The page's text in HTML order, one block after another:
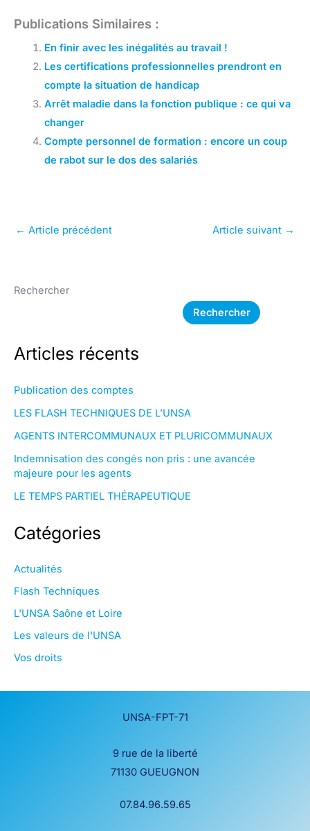
Publications Similaires :
En finir avec les inégalités au travail !
Les certifications professionnelles prendront en
compte la situation de handicap
Arrêt maladie dans la fonction publique : ce qui va
changer
Compte personnel de formation : encore un coup
de rabot sur le dos des salariés
← Article précédent Article suivant →
Rechercher
Rechercher
Articles récents
Publication des comptes
LES FLASH TECHNIQUES DE L’UNSA
AGENTS INTERCOMMUNAUX ET PLURICOMMUNAUX
Indemnisation des congés non pris : une avancée
majeure pour les agents
LE TEMPS PARTIEL THÉRAPEUTIQUE
Catégories
Actualités
Flash Techniques
L'UNSA Saône et Loire
Les valeurs de l'UNSA
Vos droits
UNSA-FPT-71
9 rue de la liberté
71130 GUEUGNON
07.84.96.59.65